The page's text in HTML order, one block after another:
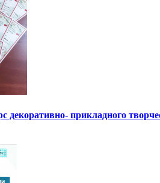
декоративно- прикладного